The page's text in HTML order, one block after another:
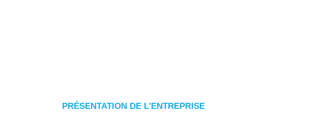
PRÉSENTATION DE L'ENTREPRISE